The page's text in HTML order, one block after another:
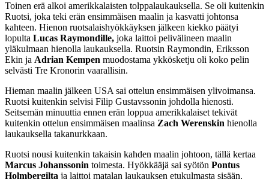
Toinen erä alkoi amerikkalaisten tolppalaukauksella. Se oli kuitenkin
Ruotsi, joka teki erän ensimmäisen maalin ja kasvatti johtonsa
kahteen. Hienon ruotsalaishyökkäyksen jälkeen kiekko päätyi
lopulta Lucas Raymondille, joka laittoi pelivälineen maalin
yläkulmaan hienolla laukauksella. Ruotsin Raymondin, Eriksson
Ekin ja Adrian Kempen muodostama ykkösketju oli koko pelin
selvästi Tre Kronorin vaarallisin.
Hieman maalin jälkeen USA sai ottelun ensimmäisen ylivoimansa.
Ruotsi kuitenkin selvisi Filip Gustavssonin johdolla hienosti.
Seitsemän minuuttia ennen erän loppua amerikkalaiset tekivät
kuitenkin ottelun ensimmäisen maalinsa Zach Werenskin hienolla
laukauksella takanurkkaan.
Ruotsi nousi kuitenkin takaisin kahden maalin johtoon, tällä kertaa
Marcus Johanssonin toimesta. Hyökkääjä sai syötön Pontus
Holmbergilta ja laittoi matalan laukauksen etukulmasta sisään.